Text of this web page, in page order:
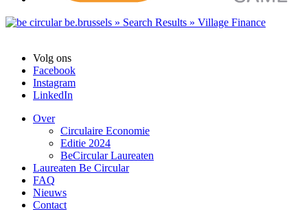
Volg ons
Facebook
Instagram
LinkedIn
Over
Circulaire Economie
Editie 2024
BeCircular Laureaten
Laureaten Be Circular
FAQ
Nieuws
Contact